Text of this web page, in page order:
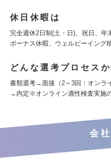
休日休暇は
完全週休2日制(土・日)、祝日、年
ボーナス休暇、ウェルビーイング
どんな選考プロセスか
書類選考→面接（2～3回：オンラ
→内定※オンライン適性検査実施
会